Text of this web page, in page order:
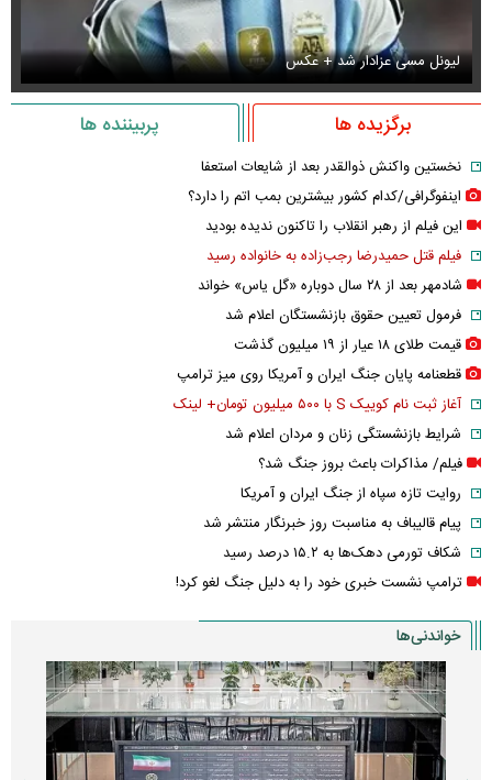
لیونل مسی عزادار شد + عکس
برگزیده ها پربیننده ها
نخستین واکنش ذوالقدر بعد از شایعات استعفا
اینفوگرافی/کدام کشور بیشترین بمب اتم را دارد؟
این فیلم از رهبر انقلاب را تاکنون ندیده بودید
فیلم قتل حمیدرضا رجب‌زاده به خانواده رسید
شادمهر بعد از ۲۸ سال دوباره «گل یاس» خواند
فرمول تعیین حقوق بازنشستگان اعلام شد
قیمت طلای ۱۸ عیار از ۱۹ میلیون گذشت
قطعنامه پایان جنگ ایران و آمریکا روی میز ترامپ
آغاز ثبت نام کوییک S با ۵۰۰ میلیون تومان+ لینک
شرایط بازنشستگی زنان و مردان اعلام شد
فیلم/ مذاکرات باعث بروز جنگ شد؟
روایت تازه سپاه از جنگ ایران و آمریکا
پیام قالیباف به مناسبت روز خبرنگار منتشر شد
شکاف تورمی دهک‌ها به ۱۵.۲ درصد رسید
ترامپ نشست خبری خود را به دلیل جنگ لغو کرد!
خواندنی‌ها